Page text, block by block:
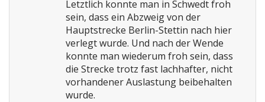
Letztlich konnte man in Schwedt froh
sein, dass ein Abzweig von der
Hauptstrecke Berlin-Stettin nach hier
verlegt wurde. Und nach der Wende
konnte man wiederum froh sein, dass
die Strecke trotz fast lachhafter, nicht
vorhandener Auslastung beibehalten
wurde.